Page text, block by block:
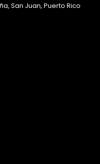
San Juan, Puerto Rico